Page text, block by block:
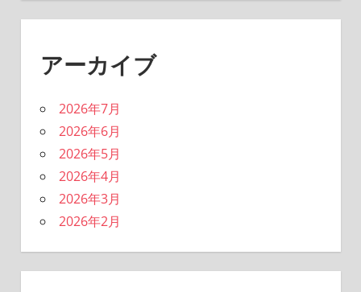
アーカイブ
2026年7月
2026年6月
2026年5月
2026年4月
2026年3月
2026年2月